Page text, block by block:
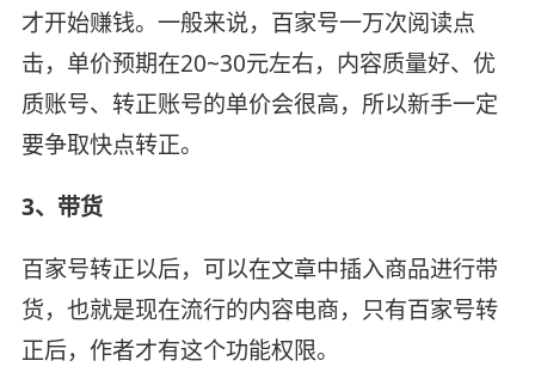
才开始赚钱。一般来说，百家号一万次阅读点
击，单价预期在20~30元左右，内容质量好、优
质账号、转正账号的单价会很高，所以新手一定
要争取快点转正。
3、带货
百家号转正以后，可以在文章中插入商品进行带
货，也就是现在流行的内容电商，只有百家号转
正后，作者才有这个功能权限。